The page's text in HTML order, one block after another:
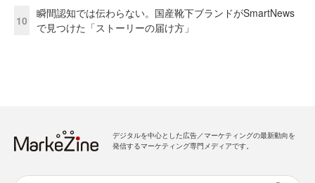
10
瞬間認知では伝わらない。国産靴下ブランドがSmartNews
で見つけた「ストーリーの届け方」
デジタルを中心とした広告／マーケティングの最新動向を
発信するマーケティング専門メディアです。